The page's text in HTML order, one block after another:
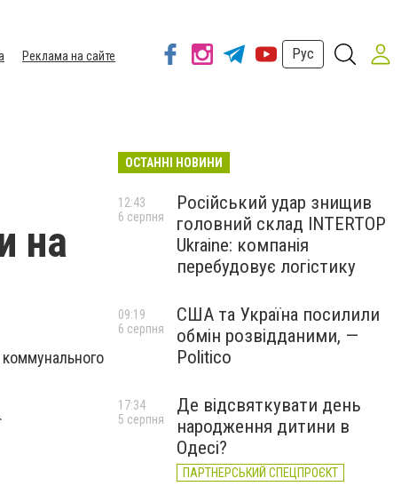
Реклама на сайте
Рус
на
ОСТАННІ НОВИНИ
Російський удар знищив
головний склад INTERTOP
Ukraine: компанія
перебудовує логістику
12:43
6 серпня
США та Україна посилили
обмін розвідданими, —
Politico
09:19
6 серпня
Де відсвяткувати день
народження дитини в
Одесі?
ПАРТНЕРСЬКИЙ СПЕЦПРОЄКТ
17:34
5 серпня